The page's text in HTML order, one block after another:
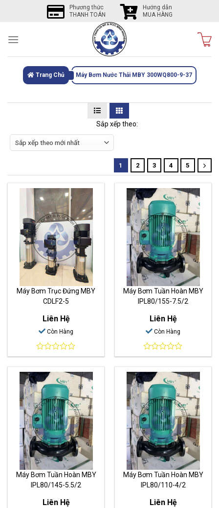
Phương thức
THANH TOÁN
Hướng dẫn
MUA HÀNG
Trang Chủ Máy Bơm Nước Thải MBY 300WQ800-9-37
Sắp xếp theo:
1 2 3 4 5
Máy Bơm Trục Đứng MBY
CDLF2-5
Liên Hệ
Còn Hàng
0
out
of
5
Máy Bơm Tuần Hoàn MBY
IPL80/155-7.5/2
Liên Hệ
Còn Hàng
0
out
of
5
Máy Bơm Tuần Hoàn MBY
IPL80/145-5.5/2
Liên Hệ
Máy Bơm Tuần Hoàn MBY
IPL80/110-4/2
Liên Hệ